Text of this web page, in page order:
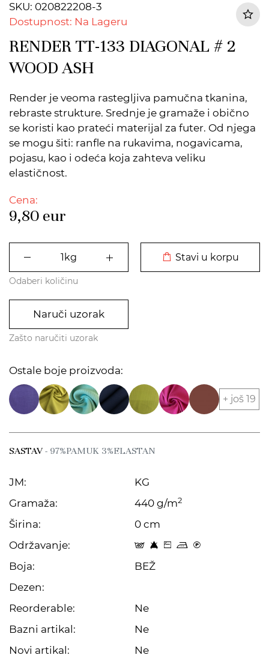
SKU: 020822208-3
Dostupnost: Na Lageru
RENDER TT-133 DIAGONAL # 2
WOOD ASH
Render je veoma rastegljiva pamučna tkanina,
rebraste strukture. Srednje je gramaže i obično
se koristi kao prateći materijal za futer. Od njega
se mogu šiti: ranfle na rukavima, nogavicama,
pojasu, kao i odeća koja zahteva veliku
elastičnost.
Cena:
9,80 eur
Stavi u korpu
Odaberi količinu
Naruči uzorak
Zašto naručiti uzorak
Ostale boje proizvoda:
+ još 19
SASTAV- 97%PAMUK 3%ELASTAN
JM:
KG
Gramaža:
440 g/m2
Širina:
0 cm
Održavanje:
t 8 Z p C
Boja:
BEŽ
Dezen:
Reorderable:
Ne
Bazni artikal:
Ne
Novi artikal:
Ne